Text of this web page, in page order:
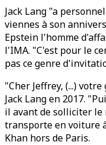
Jack Lang "a
viennes à son
Epstein l'homme
l'IMA. "C'est pour le
pas ce genre
"Cher Jeffrey, (...)
Jack Lang en 2017.
il avant de solliciter
transporte en voiture
Khan hors de Paris.